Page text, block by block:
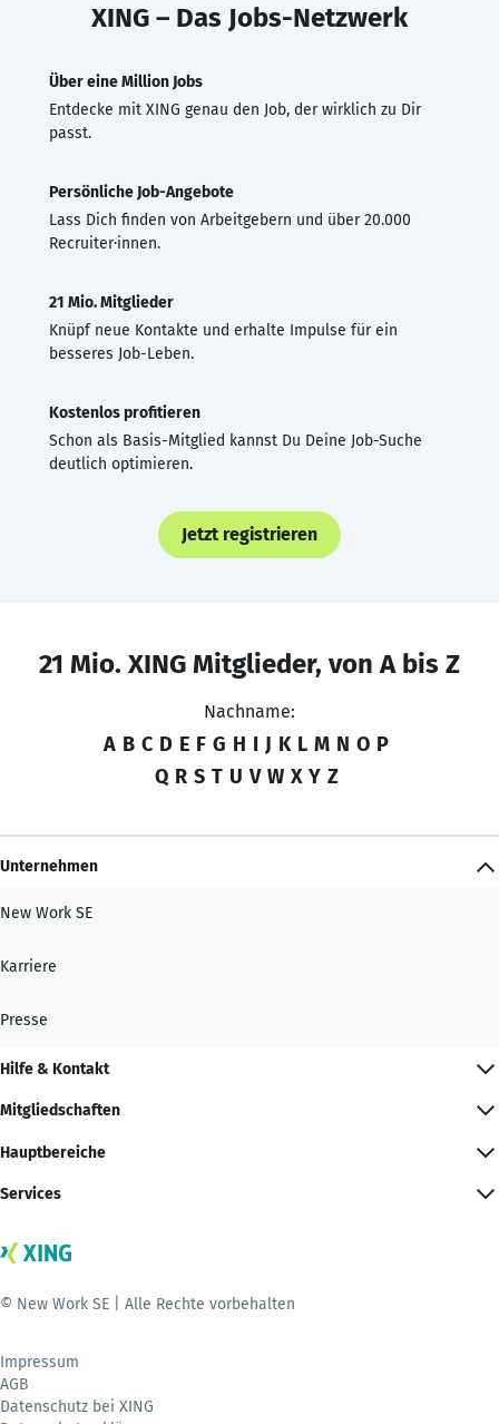
XING – Das Jobs-Netzwerk
Über eine Million Jobs
Entdecke mit XING genau den Job, der wirklich zu Dir
passt.
Persönliche Job-Angebote
Lass Dich finden von Arbeitgebern und über 20.000
Recruiter·innen.
21 Mio. Mitglieder
Knüpf neue Kontakte und erhalte Impulse für ein
besseres Job-Leben.
Kostenlos profitieren
Schon als Basis-Mitglied kannst Du Deine Job-Suche
deutlich optimieren.
Jetzt registrieren
21 Mio. XING Mitglieder, von A bis Z
Nachname:
A B C D E F G H I J K L M N O P
Q R S T U V W X Y Z
Unternehmen
New Work SE
Karriere
Presse
Hilfe & Kontakt
Mitgliedschaften
Hauptbereiche
Services
© New Work SE | Alle Rechte vorbehalten
Impressum
AGB
Datenschutz bei XING